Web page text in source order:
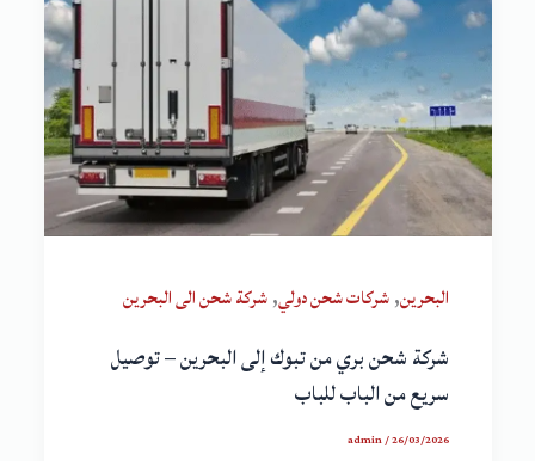
البحرين,شركات شحن دولي,شركة شحن الى البحرين
شركة شحن بري من تبوك إلى البحرين – توصيل
سريع من الباب للباب
admin/26/03/2026